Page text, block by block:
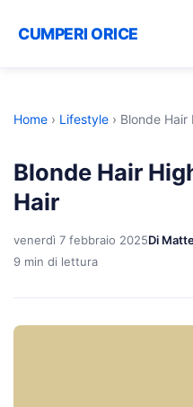
CUMPERI ORICE
Home › Lifestyle › Blonde Hair
Blonde Hair
Hair
venerdì 7 febbraio 2025Di
9 min di lettura